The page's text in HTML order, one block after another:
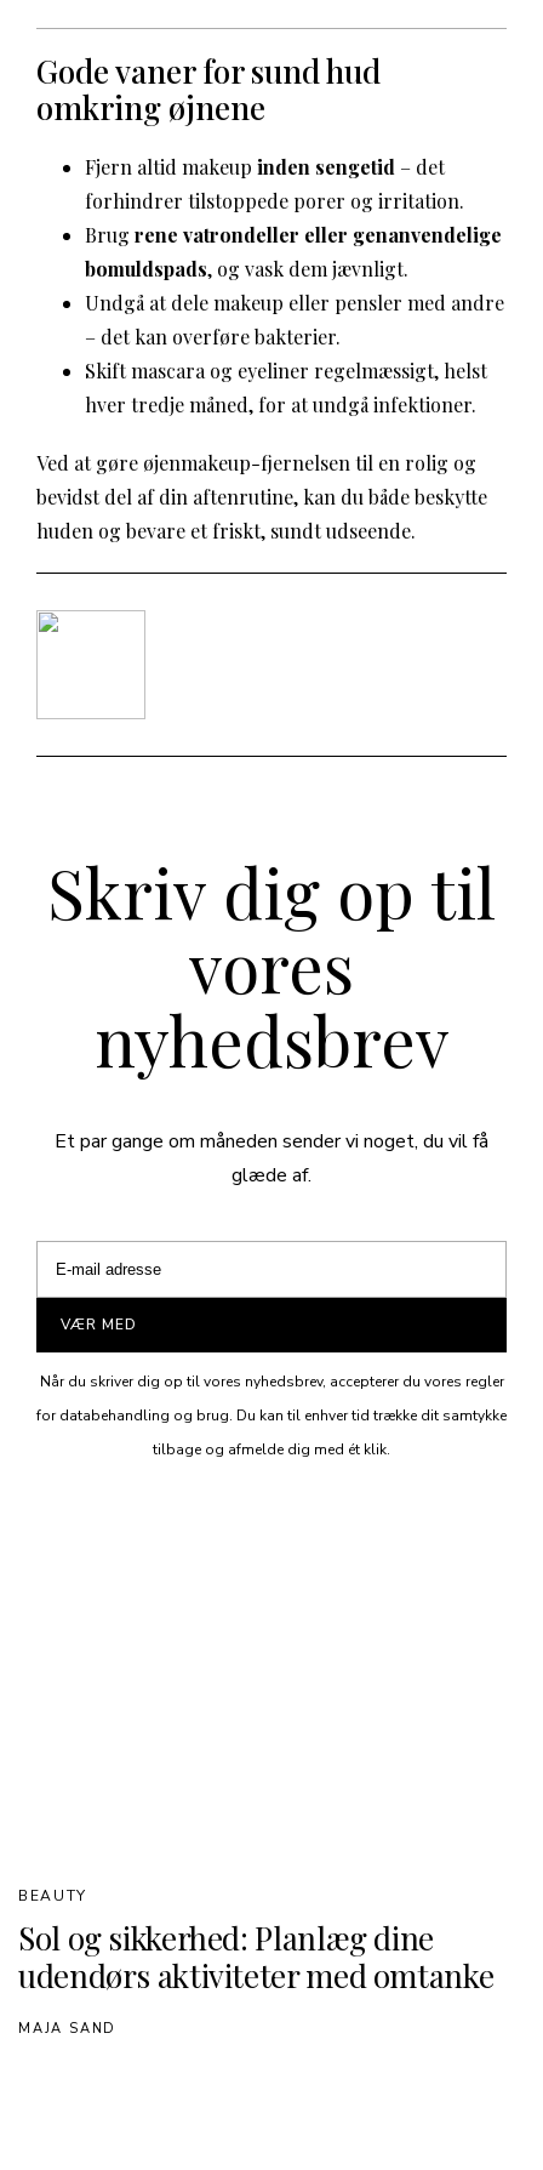
Gode vaner for sund hud
omkring øjnene
Fjern altid makeup inden sengetid – det
forhindrer tilstoppede porer og irritation.
Brug rene vatrondeller eller genanvendelige
bomuldspads, og vask dem jævnligt.
Undgå at dele makeup eller pensler med andre
– det kan overføre bakterier.
Skift mascara og eyeliner regelmæssigt, helst
hver tredje måned, for at undgå infektioner.
Ved at gøre øjenmakeup-fjernelsen til en rolig og
bevidst del af din aftenrutine, kan du både beskytte
huden og bevare et friskt, sundt udseende.
Skriv dig op til
vores
nyhedsbrev
Et par gange om måneden sender vi noget, du vil få
glæde af.
VÆR MED
Når du skriver dig op til vores nyhedsbrev, accepterer du vores regler
for databehandling og brug. Du kan til enhver tid trække dit samtykke
tilbage og afmelde dig med ét klik.
Sol og sikkerhed: Planlæg dine
udendørs aktiviteter med omtanke
BEAUTY
MAJA SAND